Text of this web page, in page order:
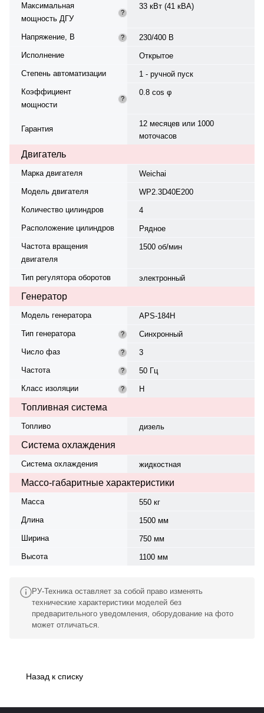
моточасов.
Максимальная
мощность ДГУ
?
33 кВт (41 кВА)
Напряжение, В ?
230/400 В
Исполнение
Открытое
Степень автоматизации
1 - ручной пуск
Коэффициент
мощности
?
0.8 cos φ
Гарантия
12 месяцев или 1000
моточасов
Двигатель
Марка двигателя
Weichai
Модель двигателя
WP2.3D40E200
Количество цилиндров
4
Расположение цилиндров
Рядное
Частота вращения
двигателя
1500 об/мин
Тип регулятора оборотов электронный
Генератор
Модель генератора
APS-184H
Тип генератора
?
Синхронный
Число фаз
?
3
Частота
?
50 Гц
Класс изоляции
? H
Топливная система
Топливо дизель
Система охлаждения
Система охлаждения жидкостная
Массо-габаритные характеристики
Масса
550 кг
Длина
1500 мм
Ширина
750 мм
Высота
1100 мм
РУ-Техника оставляет за собой право изменять
технические характеристики моделей без
предварительного уведомления, оборудование на фото
может отличаться.
Назад к списку